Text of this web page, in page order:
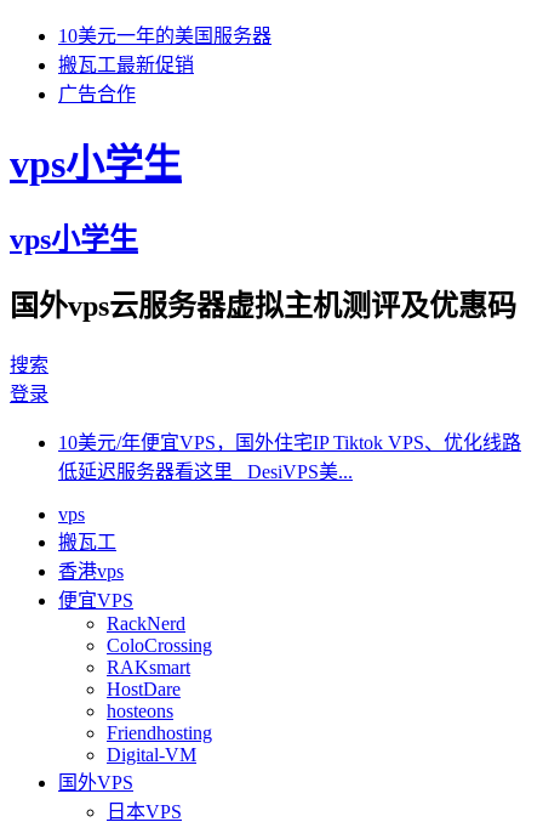
10美元一年的美国服务器
搬瓦工最新促销
广告合作
vps小学生
vps小学生
国外vps云服务器虚拟主机测评及优惠码
搜索
登录
10美元/年便宜VPS，国外住宅IP Tiktok VPS、优化线路
低延迟服务器看这里 DesiVPS美...
vps
搬瓦工
香港vps
便宜VPS
RackNerd
ColoCrossing
RAKsmart
HostDare
hosteons
Friendhosting
Digital-VM
国外VPS
日本VPS